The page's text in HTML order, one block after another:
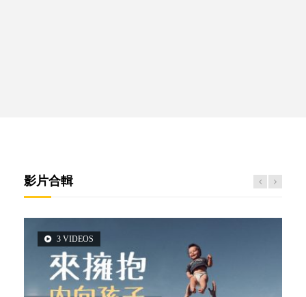
影片合輯
3 VIDEOS
5 VIDEOS
2 VIDEOS
14 VIDEOS
6 VIDEOS